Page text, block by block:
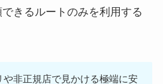
きるルートのみを利用する
や非正規店で見かける極端に安